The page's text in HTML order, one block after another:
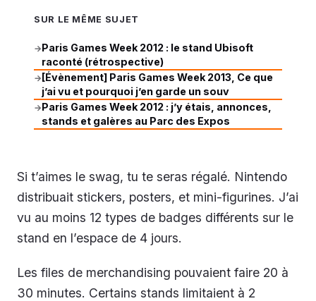
SUR LE MÊME SUJET
→Paris Games Week 2012 : le stand Ubisoft
raconté (rétrospective)
→ [Évènement] Paris Games Week 2013, Ce que
j’ai vu et pourquoi j’en garde un souv
→Paris Games Week 2012 : j’y étais, annonces,
stands et galères au Parc des Expos
Si t’aimes le swag, tu te seras régalé. Nintendo
distribuait stickers, posters, et mini-figurines. J’ai
vu au moins 12 types de badges différents sur le
stand en l’espace de 4 jours.
Les files de merchandising pouvaient faire 20 à
30 minutes. Certains stands limitaient à 2